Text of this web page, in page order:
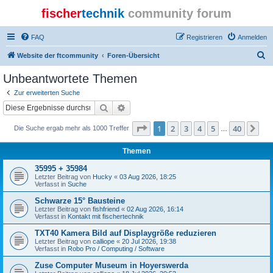
fischertechnik community forum
FAQ Anmelden
Registrieren
Website der ftcommunity Foren-Übersicht
Unbeantwortete Themen
Zur erweiterten Suche
Suche
Die Suche ergab mehr als 1000 Treffer Seite 1von 40
1 2 3 4 5 40
Themen
35995 + 35984
Letzter Beitrag von Hucky « 03 Aug 2026, 18:25
Verfasst in Suche
Schwarze 15° Bausteine
Letzter Beitrag von fishfriend « 02 Aug 2026, 16:14
Verfasst in Kontakt mit fischertechnik
TXT40 Kamera Bild auf Displaygröße reduzieren
Letzter Beitrag von calliope « 20 Jul 2026, 19:38
Verfasst in Robo Pro / Computing / Software
Zuse Computer Museum in Hoyerswerda